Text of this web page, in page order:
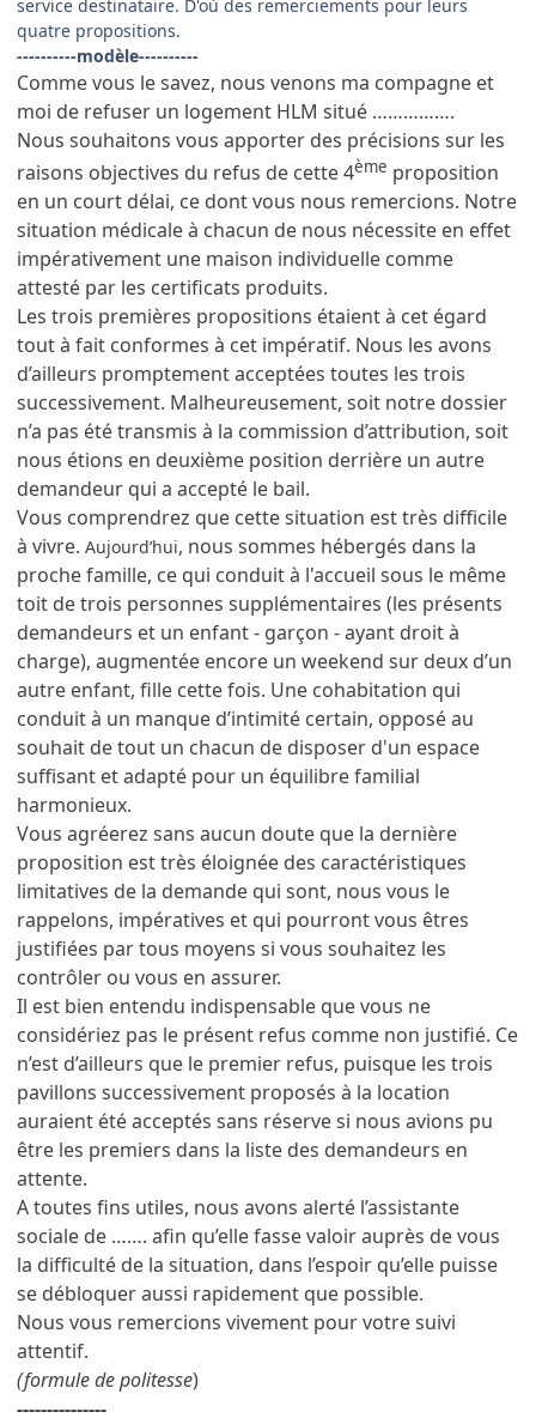
service destinataire. D'où des remerciements pour leurs
quatre propositions.
----------modèle----------
Comme vous le savez, nous venons ma compagne et
moi de refuser un logement HLM situé …………….
Nous souhaitons vous apporter des précisions sur les
raisons objectives du refus de cette 4ème proposition
en un court délai, ce dont vous nous remercions. Notre
situation médicale à chacun de nous nécessite en effet
impérativement une maison individuelle comme
attesté par les certificats produits.
Les trois premières propositions étaient à cet égard
tout à fait conformes à cet impératif. Nous les avons
d’ailleurs promptement acceptées toutes les trois
successivement. Malheureusement, soit notre dossier
n’a pas été transmis à la commission d’attribution, soit
nous étions en deuxième position derrière un autre
demandeur qui a accepté le bail.
Vous comprendrez que cette situation est très difficile
à vivre. Aujourd’hui, nous sommes hébergés dans la
proche famille, ce qui conduit à l'accueil sous le même
toit de trois personnes supplémentaires (les présents
demandeurs et un enfant - garçon - ayant droit à
charge), augmentée encore un weekend sur deux d’un
autre enfant, fille cette fois. Une cohabitation qui
conduit à un manque d’intimité certain, opposé au
souhait de tout un chacun de disposer d'un espace
suffisant et adapté pour un équilibre familial
harmonieux.
Vous agréerez sans aucun doute que la dernière
proposition est très éloignée des caractéristiques
limitatives de la demande qui sont, nous vous le
rappelons, impératives et qui pourront vous êtres
justifiées par tous moyens si vous souhaitez les
contrôler ou vous en assurer.
Il est bien entendu indispensable que vous ne
considériez pas le présent refus comme non justifié. Ce
n’est d’ailleurs que le premier refus, puisque les trois
pavillons successivement proposés à la location
auraient été acceptés sans réserve si nous avions pu
être les premiers dans la liste des demandeurs en
attente.
A toutes fins utiles, nous avons alerté l’assistante
sociale de ……. afin qu’elle fasse valoir auprès de vous
la difficulté de la situation, dans l’espoir qu’elle puisse
se débloquer aussi rapidement que possible.
Nous vous remercions vivement pour votre suivi
attentif.
(formule de politesse)
---------------